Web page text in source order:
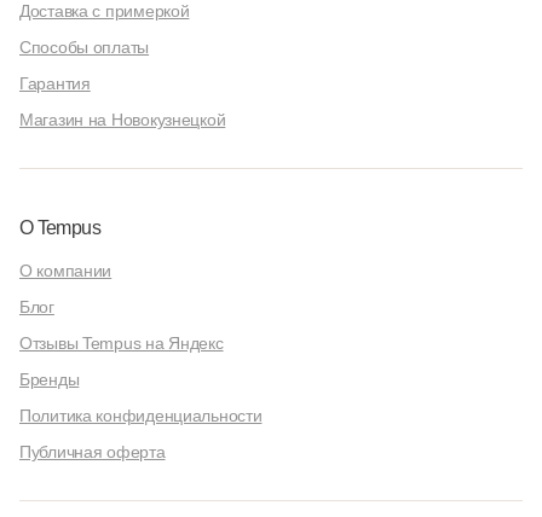
Доставка с примеркой
Способы оплаты
Гарантия
Магазин на Новокузнецкой
О Tempus
О компании
Блог
Отзывы Tempus на Яндекс
Бренды
Политика конфиденциальности
Публичная оферта